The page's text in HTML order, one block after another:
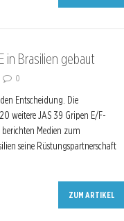
in Brasilien gebaut
0
Entscheidung. Die
weitere JAS 39 Gripen E/F-
Medien zum
seine Rüstungspartnerschaft
ZUM ARTIKEL